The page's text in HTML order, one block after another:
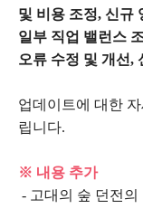
및 비용 조정, 신규
일부 직업 밸런스
오류 수정 및 개선,
업데이트에 대한
립니다.
※ 내용 추가
- 고대의 숲 던전